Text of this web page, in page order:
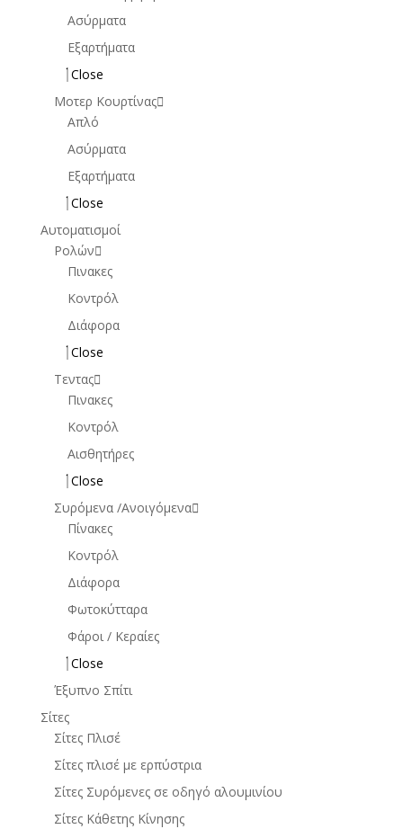
Ασύρματα
Εξαρτήματα
Close
Μοτερ Κουρτίνας
Απλό
Ασύρματα
Εξαρτήματα
Close
Αυτοματισμοί
Ρολών
Πινακες
Κοντρόλ
Διάφορα
Close
Τεντας
Πινακες
Κοντρόλ
Αισθητήρες
Close
Συρόμενα /Ανοιγόμενα
Πίνακες
Κοντρόλ
Διάφορα
Φωτοκύτταρα
Φάροι / Κεραίες
Close
Έξυπνο Σπίτι
Σίτες
Σίτες Πλισέ
Σίτες πλισέ με ερπύστρια
Σίτες Συρόμενες σε οδηγό αλουμινίου
Σίτες Κάθετης Κίνησης